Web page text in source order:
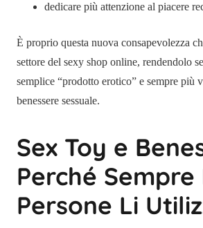
dedicare più attenzione al piacere
È proprio questa nuova consapevolezza
settore del sexy shop online, rendendolo
semplice “prodotto erotico” e sempre più
benessere sessuale.
Sex Toy e
Perché Sempre
Persone Li